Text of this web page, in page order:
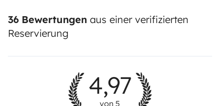
36 Bewertungen aus einer verifizierten
Reservierung
4,97
von 5